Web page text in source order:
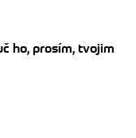
ho, prosím, tvojim